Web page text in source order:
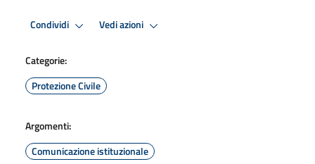
Condividi Vedi azioni
Categorie:
Protezione Civile
Argomenti:
Comunicazione istituzionale